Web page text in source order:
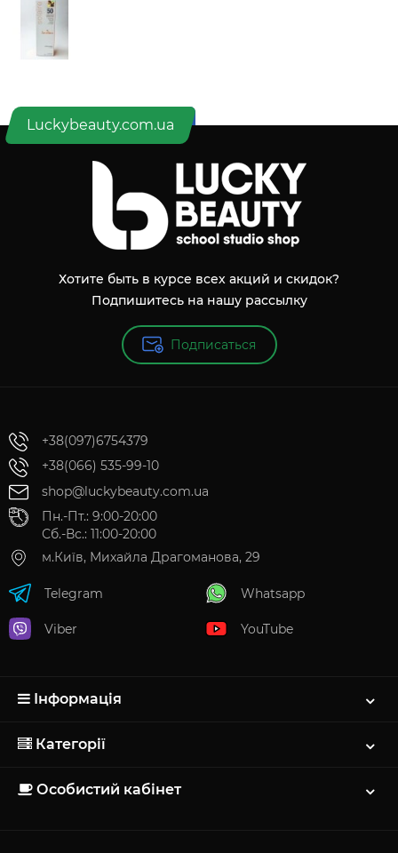
Luckybeauty.com.ua
Хотите быть в курсе всех акций и скидок?
Подпишитесь на нашу рассылку
Подписаться
+38(097)6754379
+38(066) 535-99-10
shop@luckybeauty.com.ua
Пн.-Пт.: 9:00-20:00
Сб.-Вс.: 11:00-20:00
м.Київ, Михайла Драгоманова, 29
Telegram
Viber
Whatsapp
YouTube
Інформація
Категорії
Особистий кабінет